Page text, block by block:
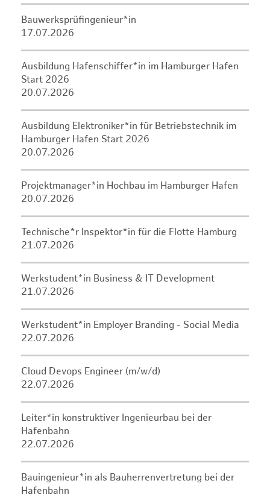
Bauwerksprüfingenieur*in
17.07.2026
Ausbildung Hafenschiffer*in im Hamburger Hafen
Start 2026
20.07.2026
Ausbildung Elektroniker*in für Betriebstechnik im
Hamburger Hafen Start 2026
20.07.2026
Projektmanager*in Hochbau im Hamburger Hafen
20.07.2026
Technische*r Inspektor*in für die Flotte Hamburg
21.07.2026
Werkstudent*in Business & IT Development
21.07.2026
Werkstudent*in Employer Branding - Social Media
22.07.2026
Cloud Devops Engineer (m/w/d)
22.07.2026
Leiter*in konstruktiver Ingenieurbau bei der
Hafenbahn
22.07.2026
Bauingenieur*in als Bauherrenvertretung bei der
Hafenbahn